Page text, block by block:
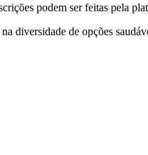
podem ser feitas pela
diversidade de opções